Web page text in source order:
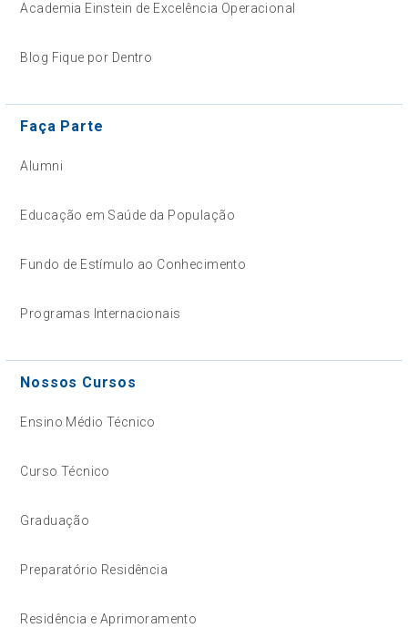
Academia Einstein de Excelência Operacional
Blog Fique por Dentro
Faça Parte
Alumni
Educação em Saúde da População
Fundo de Estímulo ao Conhecimento
Programas Internacionais
Nossos Cursos
Ensino Médio Técnico
Curso Técnico
Graduação
Preparatório Residência
Residência e Aprimoramento